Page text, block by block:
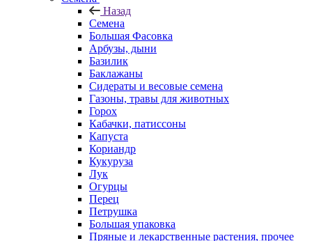
Назад
Семена
Большая Фасовка
Арбузы, дыни
Базилик
Баклажаны
Сидераты и весовые семена
Газоны, травы для животных
Горох
Кабачки, патиссоны
Капуста
Кориандр
Кукуруза
Лук
Огурцы
Перец
Петрушка
Большая упаковка
Пряные и лекарственные растения, прочее